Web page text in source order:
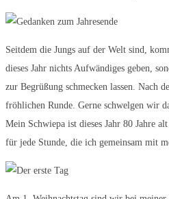
Seitdem die Jungs auf der Welt sind,
dieses Jahr nichts Aufwändiges geben,
zur Begrüßung schmecken lassen. Nach
fröhlichen Runde. Gerne schwelgen wir
Mein Schwiepa ist dieses Jahr 80 Jahre
für jede Stunde, die ich gemeinsam mit